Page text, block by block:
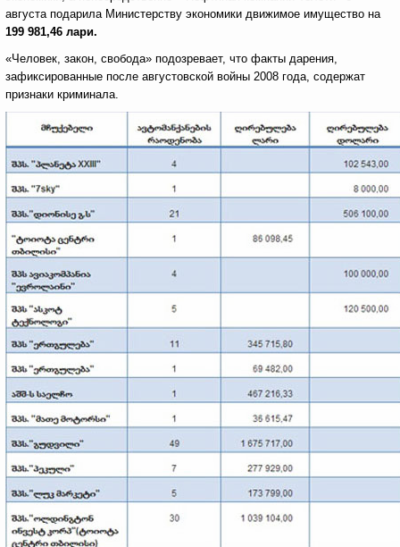
августа подарила Министерству экономики движимое имущество на
199 981,46 лари.
«Человек, закон, свобода» подозревает, что факты дарения,
зафиксированные после августовской войны 2008 года, содержат
признаки криминала.